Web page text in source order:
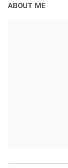
ABOUT ME